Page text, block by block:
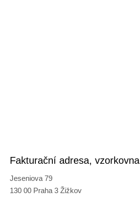
Fakturační adresa, vzorkovna
Jeseniova 79
130 00 Praha 3 Žižkov